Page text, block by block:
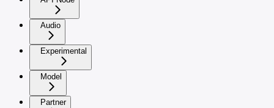
Audio
Experimental
Model
Partner